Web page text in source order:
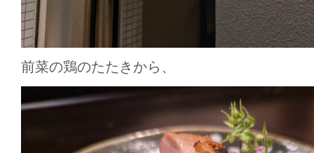
前菜の鶏のたたきから、